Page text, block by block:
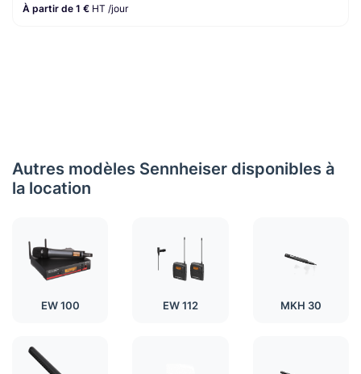
À partir de 1 € HT /jour
Autres modèles Sennheiser disponibles à
la location
EW 100 EW 112 MKH 30